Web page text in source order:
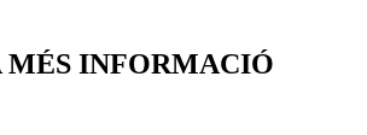
MÉS INFORMACIÓ